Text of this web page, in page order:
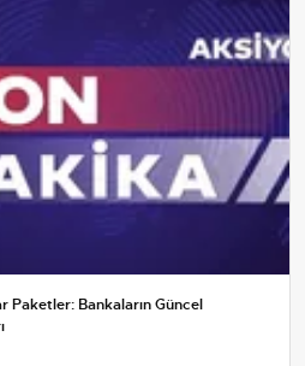
Bankaların Güncel